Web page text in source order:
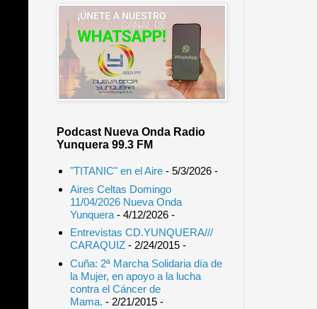
Podcast Nueva Onda Radio
Yunquera 99.3 FM
"TITANIC" en el Aire- 5/3/2026-
Aires Celtas Domingo
11/04/2026 Nueva Onda
Yunquera- 4/12/2026-
Entrevistas CD.YUNQUERA///
CARAQUIZ- 2/24/2015-
Cuña: 2ª Marcha Solidaria día de
la Mujer, en apoyo a la lucha
contra el Cáncer de
Mama. - 2/21/2015-